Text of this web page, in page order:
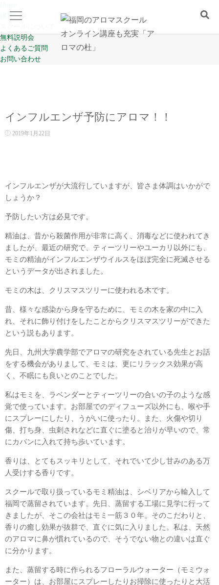
講座一覧
無料説明会
よくあるご質問
お問い合わせ
Home
スクールについて
お問い合わせ
インフルエンザ予防にアロマ！！
2019年1月22日
インフルエンザが大流行していますが、皆さま体調はいかがで
しょうか？
予防したい方は必見です。
精油は、昔から殺菌作用が非常に高く、消毒などに使われてき
ましたが、最近の研究で、ティーツリーやユーカリ以外にも、
モミの精油がインフルエンザウイルスをほぼ完全に死滅させる
というデータが出されました。
モミの木は、クリスマスツリーに使われる木です。
昔、様々な感染から身を守るために、モミの木を家の中に入
れ、それに飾り付けをしたことからクリスマスツリーができた
という説もあります。
先日、九州大学農学部でアロマの研究をされている先生とお話
をする機会がありまして、モミは、更にリラックス効果が高
く、不眠にも良いとのことでした。
私はモミを、ラベンダーとティーツリーの合いの子のような感
覚で使っています。お部屋でのディフューズ以外にも、喉や手
にスプレーにしたり、うがいに使ったり。また、火傷や切り
傷、打ち身、虫刺されなどに直ぐに塗ると治りが早いので、常
にカバンに入れて持ち歩いています。
香りは、とてもスッキリとして、それでいて少し甘みのある万
人受けする香りです。
スクールで取り扱っているモミ精油は、シベリアから輸入して
福岡で蒸留されています。先日、蒸留する工場に見学に行って
きましたが、そこの会社はモミ一筋３０年。そのこだわりと、
香りの癒し効果が抜群で、直ぐに気に入りました。私は、天然
のアロマに鼻が慣れているので、そうでない物との違いは直ぐ
に分かります。
また、蒸留する時に作られるフローラルウォーター（モミウォ
ーター）は、お部屋にスプレーしたりお掃除に使ったりと大活